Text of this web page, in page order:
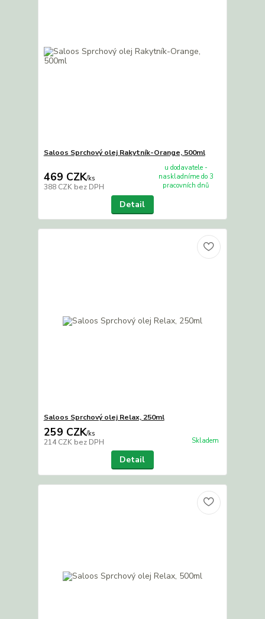
Saloos Sprchový olej Rakytník-Orange, 500ml
469 CZK/ks
388 CZK bez DPH
u dodavatele -
naskladníme do 3
pracovních dnů
Detail
Saloos Sprchový olej Relax, 250ml
259 CZK/ks
214 CZK bez DPH Skladem
Detail